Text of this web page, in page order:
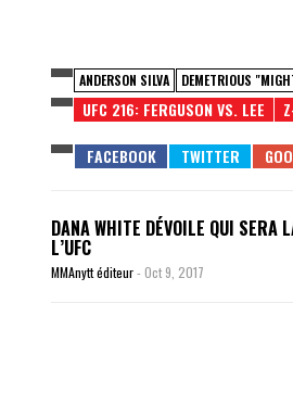
ANDERSON SILVA DEMETRIOUS
UFC 216: FERGUSON VS. LEE
DANA WHITE DÉVOILE QUI SERA
L’UFC
MMAnytt éditeur- Oct 9, 2017